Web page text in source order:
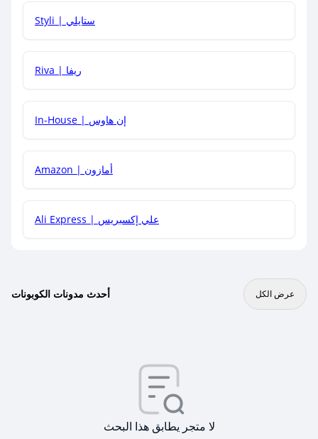
هل يمكنني جمع كود خصم مع العروض الأخرى؟
Styli | ستايلي
Riva | ريفا
In-House | إن هاوس
Amazon | أمازون
Ali Express | علي إكسبريس
أحدث مدونات الكوبونات عرض الكل
لا متجر يطابق هذا البحث